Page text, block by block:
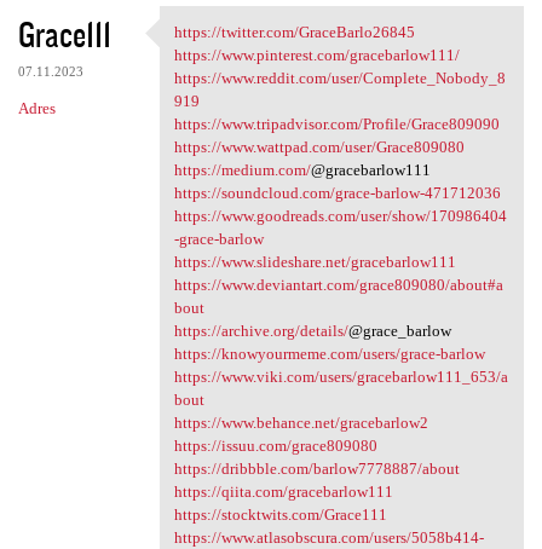
K
o
m
e
Grace111
07.11.2023
Adres
https://twitter.com
https://twitter.com/GraceBarlo26845
https://www.pinterest.com/gracebarlow111/
https://www.reddit.com/user/Complete_Nobody_8
919
https://www.tripadvisor.com/Profile/Grace809090
https://www.wattpad.com/user/Grace809080
https://medium.com/@gracebarlow111
https://soundcloud.com/grace-barlow-471712036
https://www.goodreads.com/user/show/170986404
-grace-barlow
https://www.slideshare.net/gracebarlow111
https://www.deviantart.com/grace809080/about#a
bout
https://archive.org/details/@grace_barlow
https://knowyourmeme.com/users/grace-barlow
https://www.viki.com/users/gracebarlow111_653/a
bout
https://www.behance.net/gracebarlow2
https://issuu.com/grace809080
https://dribbble.com/barlow7778887/about
https://qiita.com/gracebarlow111
https://stocktwits.com/Grace111
https://www.atlasobscura.com/users/5058b414-